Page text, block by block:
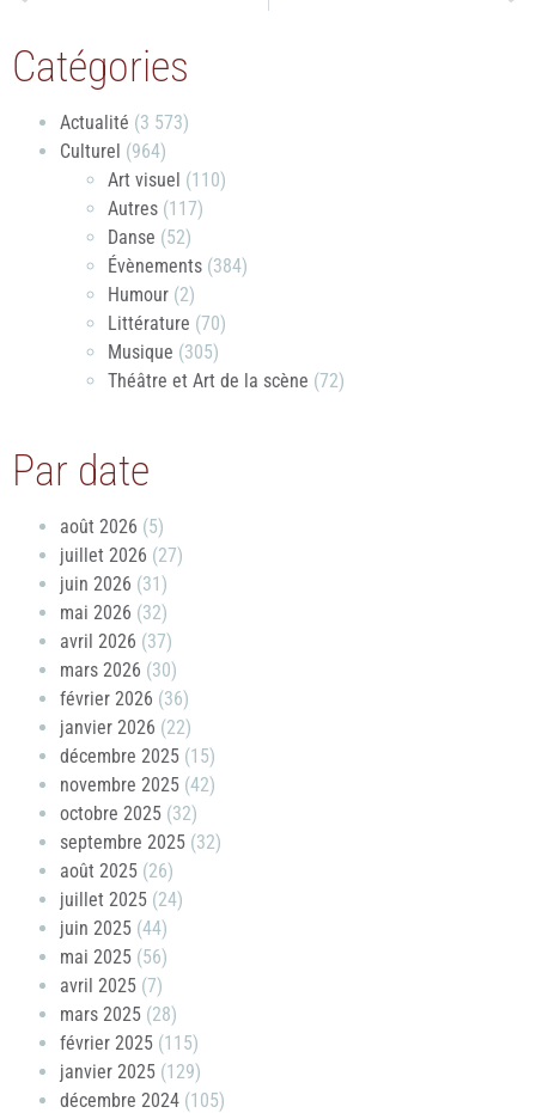
Catégories
Actualité (3 573)
Culturel (964)
Art visuel (110)
Autres (117)
Danse (52)
Évènements (384)
Humour (2)
Littérature (70)
Musique (305)
Théâtre et Art de la scène (72)
Par date
août 2026 (5)
juillet 2026 (27)
juin 2026 (31)
mai 2026 (32)
avril 2026 (37)
mars 2026 (30)
février 2026 (36)
janvier 2026 (22)
décembre 2025 (15)
novembre 2025 (42)
octobre 2025 (32)
septembre 2025 (32)
août 2025 (26)
juillet 2025 (24)
juin 2025 (44)
mai 2025 (56)
avril 2025 (7)
mars 2025 (28)
février 2025 (115)
janvier 2025 (129)
décembre 2024 (105)